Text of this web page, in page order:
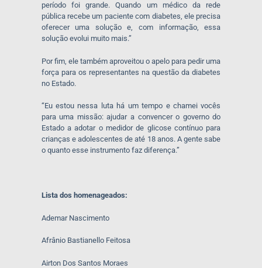
período foi grande. Quando um médico da rede
pública recebe um paciente com diabetes, ele precisa
oferecer uma solução e, com informação, essa
solução evolui muito mais.”
Por fim, ele também aproveitou o apelo para pedir uma
força para os representantes na questão da diabetes
no Estado.
“Eu estou nessa luta há um tempo e chamei vocês
para uma missão: ajudar a convencer o governo do
Estado a adotar o medidor de glicose contínuo para
crianças e adolescentes de até 18 anos. A gente sabe
o quanto esse instrumento faz diferença.”
Lista dos homenageados:
Ademar Nascimento
Afrânio Bastianello Feitosa
Airton Dos Santos Moraes